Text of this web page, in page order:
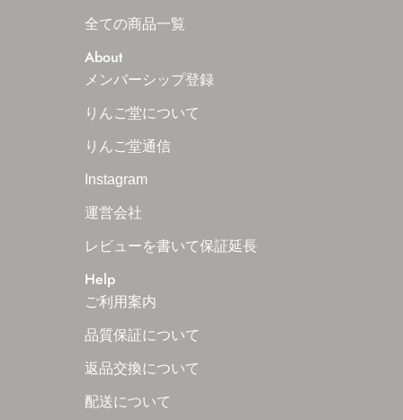
全ての商品一覧
About
メンバーシップ登録
りんご堂について
りんご堂通信
Instagram
運営会社
レビューを書いて保証延長
Help
ご利用案内
品質保証について
返品交換について
配送について